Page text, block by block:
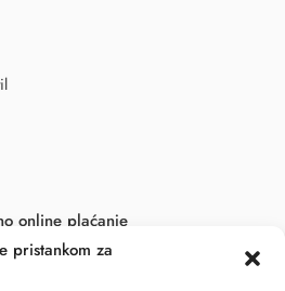
pristankom za
online plaćanje